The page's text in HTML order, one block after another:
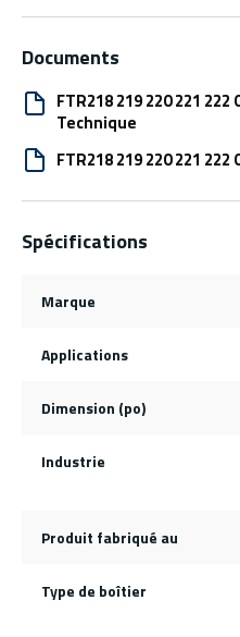
Documents
FTR218 219 220 221
Technique
FTR218 219 220 221
Spécifications
Marque
Applications
Dimension (po)
Industrie
Produit fabriqué au
Type de boîtier